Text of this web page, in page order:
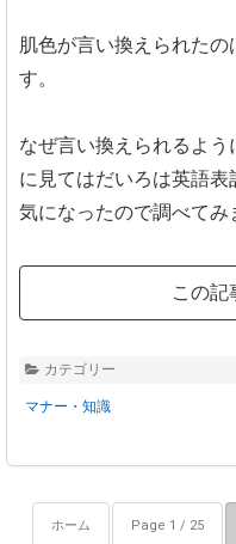
肌色が言い換えられた
す。
なぜ言い換えられるよ
に見てはだいろは英語表
気になったので調べてみ
この記
カテゴリー
マナー・知識
ホーム Page 1 / 25